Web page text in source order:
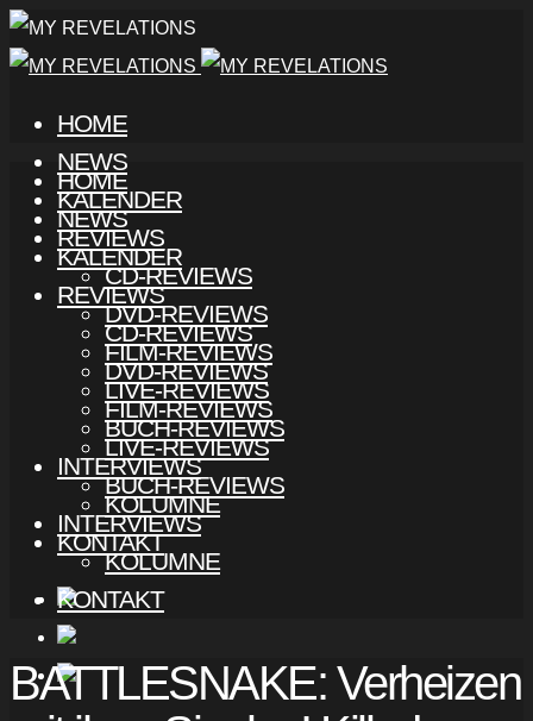
HOME
NEWS
KALENDER
REVIEWS
CD-REVIEWS
DVD-REVIEWS
FILM-REVIEWS
LIVE-REVIEWS
BUCH-REVIEWS
INTERVIEWS
KOLUMNE
KONTAKT
HOME
NEWS
KALENDER
REVIEWS
CD-REVIEWS
DVD-REVIEWS
FILM-REVIEWS
LIVE-REVIEWS
BUCH-REVIEWS
INTERVIEWS
KOLUMNE
KONTAKT
BATTLESNAKE: Verheizen